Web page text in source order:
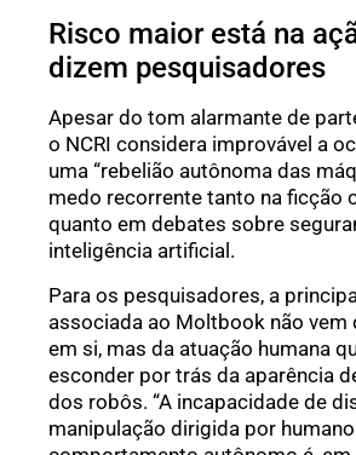
Risco maior está na
dizem pesquisadores
Apesar do tom alarmante de
o NCRI considera improvável a
uma “rebelião autônoma das
medo recorrente tanto na ficção
quanto em debates sobre
inteligência artificial.
Para os pesquisadores, a
associada ao Moltbook não vem
em si, mas da atuação humana
esconder por trás da aparência
dos robôs. “A incapacidade de
manipulação dirigida por